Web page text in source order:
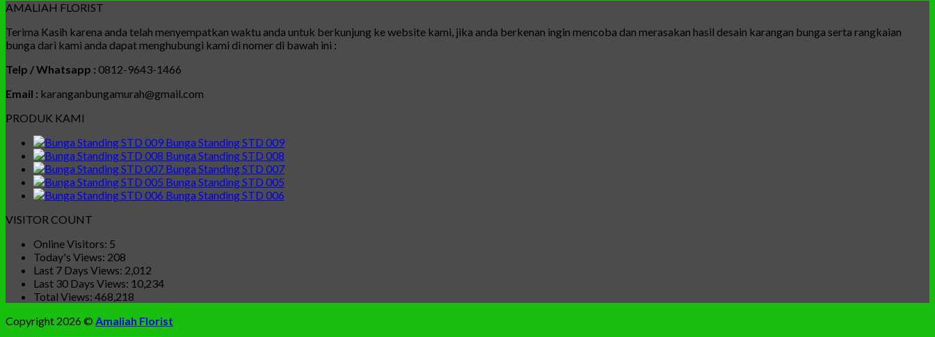
AMALIAH FLORIST
Terima Kasih karena anda telah menyempatkan waktu anda untuk berkunjung ke website kami, jika anda berkenan ingin mencoba dan merasakan hasil desain karangan bunga serta rangkaian
bunga dari kami anda dapat menghubungi kami di nomer di bawah ini :
Telp / Whatsapp : 0812-9643-1466
Email : karanganbungamurah@gmail.com
PRODUK KAMI
Bunga Standing STD 009
Bunga Standing STD 008
Bunga Standing STD 007
Bunga Standing STD 005
Bunga Standing STD 006
VISITOR COUNT
Online Visitors: 5
Today's Views: 208
Last 7 Days Views: 2,012
Last 30 Days Views: 10,234
Total Views: 468,218
Copyright 2026 © Amaliah Florist